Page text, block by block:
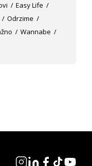
Easy Life
Odrzime
Wannabe